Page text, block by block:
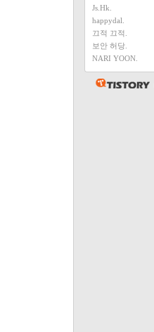
Js.Hk.
happydal.
끄적 끄적.
보안 허당.
NARI YOON.